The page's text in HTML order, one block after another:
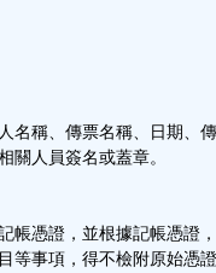
名稱、傳票名稱、日期、
關人員簽名或蓋章。
帳憑證，並根據記帳憑證
等事項，得不檢附原始憑